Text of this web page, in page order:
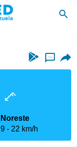
...
Noreste
9
22 km/h